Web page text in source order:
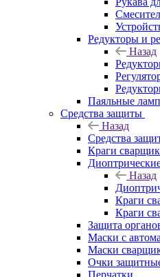
Редукторы и
Назад
Паяльные
Средства защиты
Назад
Средства
Краги
Назад
Краги
Краги
Защита
Маски с
Маски
Очки
Перчатки